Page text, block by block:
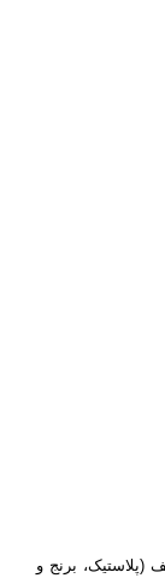
(پلاستیک، برنج و